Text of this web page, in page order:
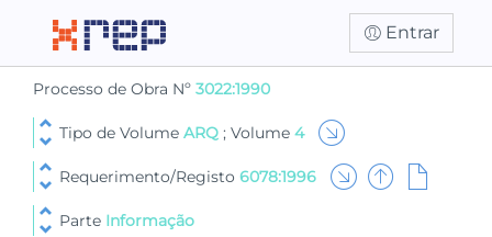
Entrar
Processo de Obra Nº 3022:1990
Tipo de Volume ARQ ; Volume 4
Requerimento/Registo 6078:1996
Parte Informação